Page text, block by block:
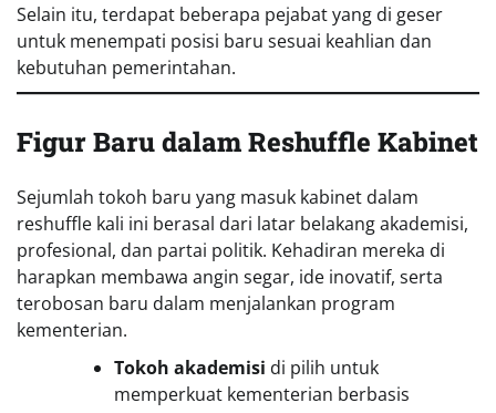
Selain itu, terdapat beberapa pejabat yang di geser
untuk menempati posisi baru sesuai keahlian dan
kebutuhan pemerintahan.
Figur Baru dalam Reshuffle Kabinet
Sejumlah tokoh baru yang masuk kabinet dalam
reshuffle kali ini berasal dari latar belakang akademisi,
profesional, dan partai politik. Kehadiran mereka di
harapkan membawa angin segar, ide inovatif, serta
terobosan baru dalam menjalankan program
kementerian.
Tokoh akademisi di pilih untuk
memperkuat kementerian berbasis